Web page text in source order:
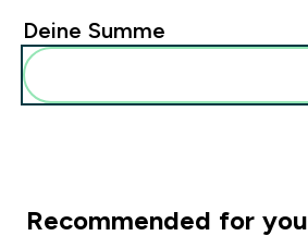
Deine Summe
Recommended for you